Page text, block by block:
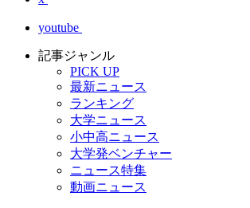
youtube
記事ジャンル
PICK UP
最新ニュース
ランキング
大学ニュース
小中高ニュース
大学発ベンチャー
ニュース特集
動画ニュース